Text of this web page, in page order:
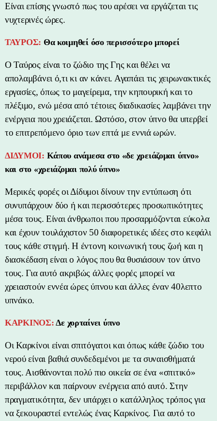
Είναι επίσης γνωστό πως του αρέσει να εργάζεται τις
νυχτερινές ώρες.
ΤΑΥΡΟΣ: Θα κοιμηθεί όσο περισσότερο μπορεί
Ο Ταύρος είναι το ζώδιο της Γης και θέλει να
απολαμβάνει ό,τι κι αν κάνει. Αγαπάει τις χειρωνακτικές
εργασίες, όπως το μαγείρεμα, την κηπουρική και το
πλέξιμο, ενώ μέσα από τέτοιες διαδικασίες λαμβάνει την
ενέργεια που χρειάζεται. Ωστόσο, στον ύπνο θα υπερβεί
το επιτρεπόμενο όριο των επτά με εννιά ωρών.
ΔΙΔΥΜΟΙ: Κάπου ανάμεσα στο «δε χρειάζομαι ύπνο»
και στο «χρειάζομαι πολύ ύπνο»
Μερικές φορές οι Δίδυμοι δίνουν την εντύπωση ότι
συνυπάρχουν δύο ή και περισσότερες προσωπικότητες
μέσα τους. Είναι άνθρωποι που προσαρμόζονται εύκολα
και έχουν τουλάχιστον 50 διαφορετικές ιδέες στο κεφάλι
τους κάθε στιγμή. Η έντονη κοινωνική τους ζωή και η
διασκέδαση είναι ο λόγος που θα θυσιάσουν τον ύπνο
τους. Για αυτό ακριβώς άλλες φορές μπορεί να
χρειαστούν εννέα ώρες ύπνου και άλλες έναν 40λεπτο
υπνάκο.
ΚΑΡΚΙΝΟΣ:Δε χορταίνει ύπνο
Οι Καρκίνοι είναι σπιτόγατοι και όπως κάθε ζώδιο του
νερού είναι βαθιά συνδεδεμένοι με τα συναισθήματά
τους. Αισθάνονται πολύ πιο οικεία σε ένα «σπιτικό»
περιβάλλον και παίρνουν ενέργεια από αυτό. Στην
πραγματικότητα, δεν υπάρχει ο κατάλληλος τρόπος για
να ξεκουραστεί εντελώς ένας Καρκίνος. Για αυτό το